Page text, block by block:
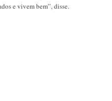
e vivem bem”, disse.